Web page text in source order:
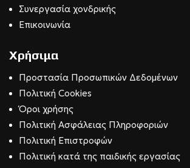
Συνεργασία χονδρικής
Επικοινωνία
Χρήσιμα
Προστασία Προσωπικών Δεδομένων
Πολιτική Cookies
Όροι χρήσης
Πολιτική Ασφάλειας Πληροφοριών
Πολιτική Επιστροφών
Πολιτική κατά της παιδικής εργασίας